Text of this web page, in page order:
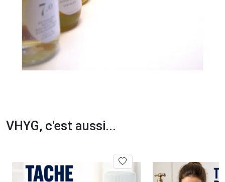
VHYG, c'est aussi...